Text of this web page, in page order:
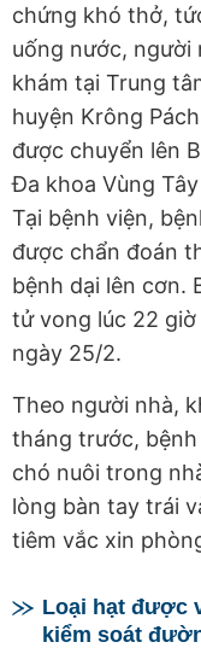
chứng khó thở,
uống nước, người
khám tại Trung
huyện Krông
được chuyển lên
Đa khoa Vùng
Tại bệnh viện,
được chẩn đoán
bệnh dại lên cơn.
tử vong lúc 22
ngày 25/2.
Theo người nhà,
tháng trước, bệnh
chó nuôi trong
lòng bàn tay trái
tiêm vắc xin
Loại hạt được
kiểm soát